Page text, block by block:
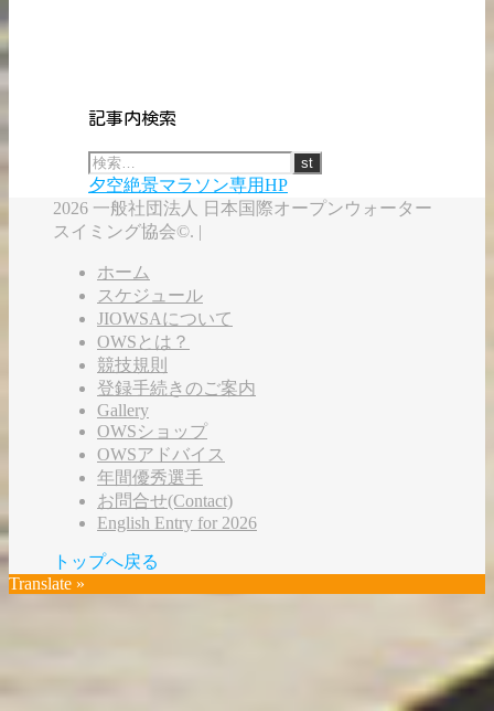
記事内検索
夕空絶景マラソン専用HP
2026 一般社団法人 日本国際オープンウォーター
スイミング協会©. |
ホーム
スケジュール
JIOWSAについて
OWSとは？
競技規則
登録手続きのご案内
Gallery
OWSショップ
OWSアドバイス
年間優秀選手
お問合せ(Contact)
English Entry for 2026
トップへ戻る
Translate »